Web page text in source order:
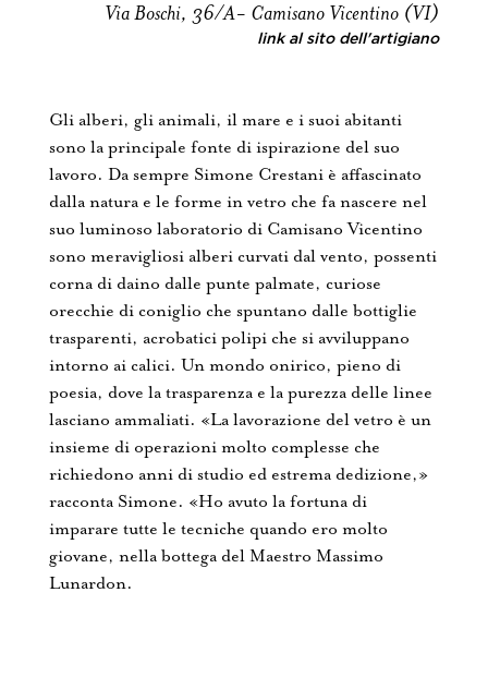
Via Boschi, 36/A- Camisano Vicentino (VI)
link al sito dell'artigiano
Gli alberi, gli animali, il mare e i suoi abitanti
sono la principale fonte di ispirazione del suo
lavoro. Da sempre Simone Crestani è affascinato
dalla natura e le forme in vetro che fa nascere nel
suo luminoso laboratorio di Camisano Vicentino
sono meravigliosi alberi curvati dal vento, possenti
corna di daino dalle punte palmate, curiose
orecchie di coniglio che spuntano dalle bottiglie
trasparenti, acrobatici polipi che si avviluppano
intorno ai calici. Un mondo onirico, pieno di
poesia, dove la trasparenza e la purezza delle linee
lasciano ammaliati. «La lavorazione del vetro è un
insieme di operazioni molto complesse che
richiedono anni di studio ed estrema dedizione,»
racconta Simone. «Ho avuto la fortuna di
imparare tutte le tecniche quando ero molto
giovane, nella bottega del Maestro Massimo
Lunardon.